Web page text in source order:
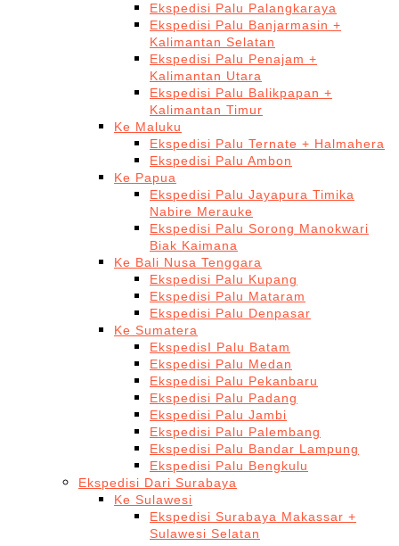
Ekspedisi Palu Palangkaraya
Ekspedisi Palu Banjarmasin +
Kalimantan Selatan
Ekspedisi Palu Penajam +
Kalimantan Utara
Ekspedisi Palu Balikpapan +
Kalimantan Timur
Ke Maluku
Ekspedisi Palu Ternate + Halmahera
Ekspedisi Palu Ambon
Ke Papua
Ekspedisi Palu Jayapura Timika
Nabire Merauke
Ekspedisi Palu Sorong Manokwari
Biak Kaimana
Ke Bali Nusa Tenggara
Ekspedisi Palu Kupang
Ekspedisi Palu Mataram
Ekspedisi Palu Denpasar
Ke Sumatera
EkspedisI Palu Batam
Ekspedisi Palu Medan
Ekspedisi Palu Pekanbaru
Ekspedisi Palu Padang
Ekspedisi Palu Jambi
Ekspedisi Palu Palembang
Ekspedisi Palu Bandar Lampung
Ekspedisi Palu Bengkulu
Ekspedisi Dari Surabaya
Ke Sulawesi
Ekspedisi Surabaya Makassar +
Sulawesi Selatan